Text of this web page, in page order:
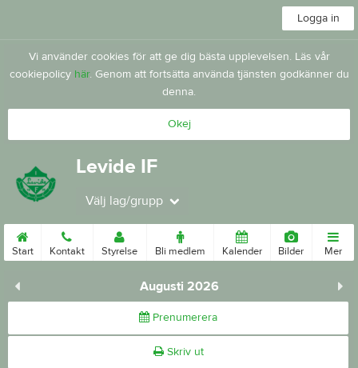
Logga in
Vi använder cookies för att ge dig bästa upplevelsen. Läs vår
cookiepolicy här. Genom att fortsätta använda tjänsten godkänner du
denna.
Okej
Levide IF
Välj lag/grupp
Start Kontakt Styrelse Bli medlem Kalender Bilder Mer
Augusti 2026
Prenumerera
Skriv ut